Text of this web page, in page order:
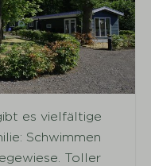
es vielfältige
Schwimmen
Toller